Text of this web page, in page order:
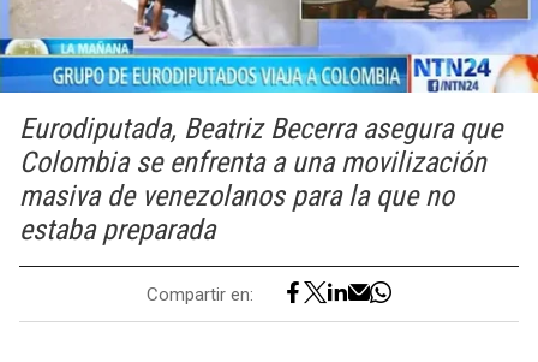
Eurodiputada, Beatriz Becerra asegura que
Colombia se enfrenta a una movilización
masiva de venezolanos para la que no
estaba preparada
Compartir en: